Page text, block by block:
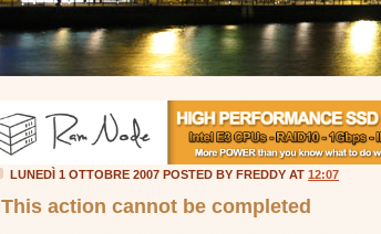
LUNEDÌ 1 OTTOBRE 2007 POSTED BY FREDDY AT 12:07
This action cannot be completed